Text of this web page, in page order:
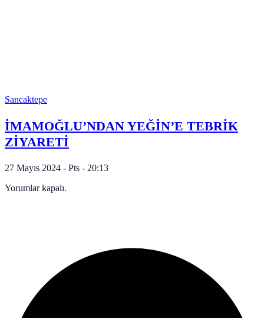
Sancaktepe
İMAMOĞLU’NDAN YEĞİN’E TEBRİK
ZİYARETİ
27 Mayıs 2024 - Pts - 20:13
Yorumlar kapalı.